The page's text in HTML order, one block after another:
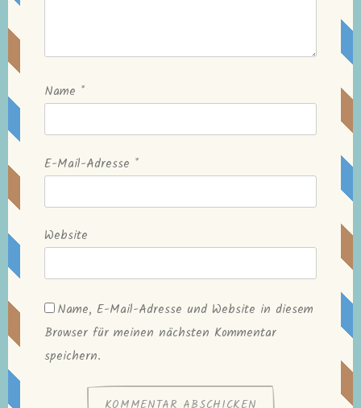
Name *
E-Mail-Adresse *
Website
Name, E-Mail-Adresse und Website in diesem
Browser für meinen nächsten Kommentar
speichern.